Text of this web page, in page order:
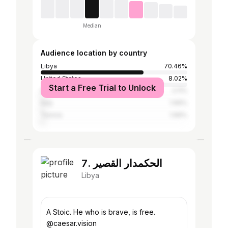
Median
Audience location by country
Libya
70.46%
United States
8.02%
IndiaStart a Free Trial to Unlock
7. الحكمدار القصير
Libya
A Stoic. He who is brave, is free.
@caesar.vision